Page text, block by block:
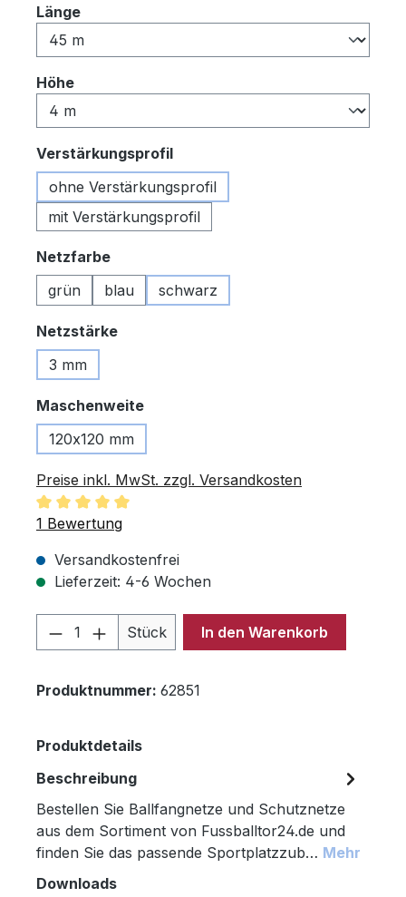
Längeauswählen
Höheauswählen
Verstärkungsprofilauswählen
ohne Verstärkungsprofil
mit Verstärkungsprofil
Netzfarbeauswählen
grün
blau schwarz
Netzstärkeauswählen
3 mm
Maschenweiteauswählen
120x120 mm
Preise inkl. MwSt. zzgl. Versandkosten
Durchschnittliche Bewertung von 5 von 5 Sternen
1 Bewertung
Versandkostenfrei
Lieferzeit: 4-6 Wochen
Produkt Anzahl: Gib den
Stück In den Warenkorb
Produktnummer: 62851
Produktdetails
Beschreibung
Bestellen Sie Ballfangnetze und Schutznetze
aus dem Sortiment von Fussballtor24.de und
finden Sie das passende Sportplatzzub… Mehr
Downloads